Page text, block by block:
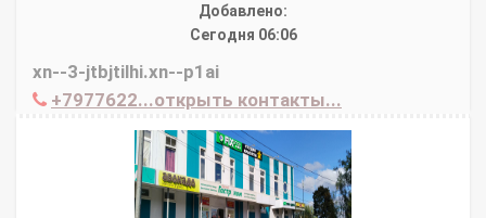
Добавлено:
Сегодня 06:06
xn--3-jtbjtilhi.xn--p1ai
+7977622...открыть контакты...